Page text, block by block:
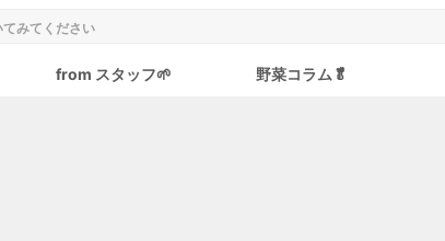
from スタッフ🌱 野菜コラム🥬